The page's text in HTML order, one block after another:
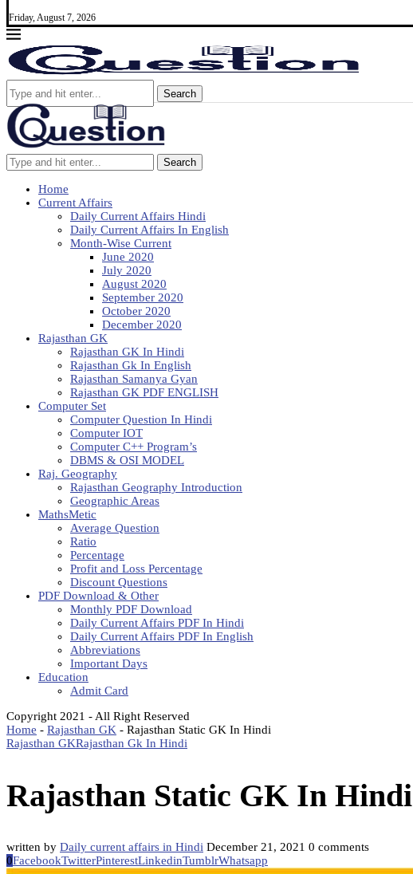
Friday, August 7, 2026
Search
Search
Home
Current Affairs
Daily Current Affairs Hindi
Daily Current Affairs In English
Month-Wise Current
June 2020
July 2020
August 2020
September 2020
October 2020
December 2020
Rajasthan GK
Rajasthan GK In Hindi
Rajasthan Gk In English
Rajasthan Samanya Gyan
Rajasthan GK PDF ENGLISH
Computer Set
Computer Question In Hindi
Computer IOT
Computer C++ Program’s
DBMS & OSI MODEL
Raj. Geography
Rajasthan Geography Introduction
Geographic Areas
MathsMetic
Average Question
Ratio
Percentage
Profit and Loss Percentage
Discount Questions
PDF Download & Other
Monthly PDF Download
Daily Current Affairs PDF In Hindi
Daily Current Affairs PDF In English
Abbreviations
Important Days
Education
Admit Card
Copyright 2021 - All Right Reserved
Home - Rajasthan GK - Rajasthan Static GK In Hindi
Rajasthan GKRajasthan Gk In Hindi
Rajasthan Static GK In Hindi
written by Daily current affairs in Hindi December 21, 2021 0 comments
0FacebookTwitterPinterestLinkedinTumblrWhatsapp